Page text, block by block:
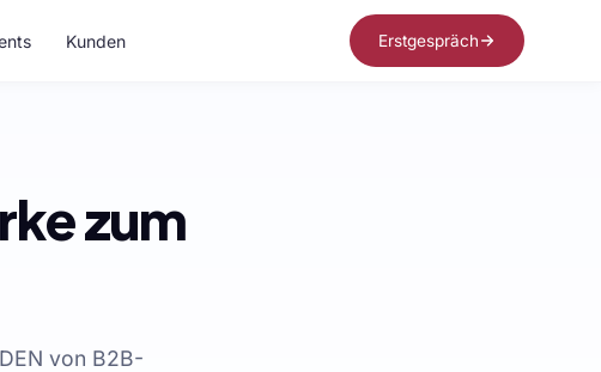
Kunden Erstgespräch
zum
von B2B-